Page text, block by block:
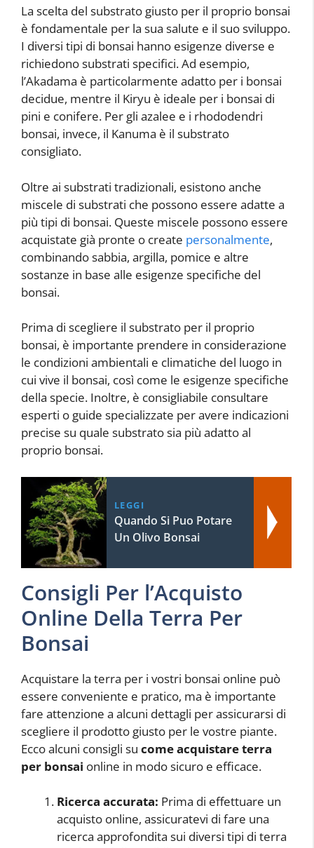
La scelta del substrato giusto per il proprio bonsai
è fondamentale per la sua salute e il suo sviluppo.
I diversi tipi di bonsai hanno esigenze diverse e
richiedono substrati specifici. Ad esempio,
l’Akadama è particolarmente adatto per i bonsai
decidue, mentre il Kiryu è ideale per i bonsai di
pini e conifere. Per gli azalee e i rhododendri
bonsai, invece, il Kanuma è il substrato
consigliato.
Oltre ai substrati tradizionali, esistono anche
miscele di substrati che possono essere adatte a
più tipi di bonsai. Queste miscele possono essere
acquistate già pronte o create personalmente,
combinando sabbia, argilla, pomice e altre
sostanze in base alle esigenze specifiche del
bonsai.
Prima di scegliere il substrato per il proprio
bonsai, è importante prendere in considerazione
le condizioni ambientali e climatiche del luogo in
cui vive il bonsai, così come le esigenze specifiche
della specie. Inoltre, è consigliabile consultare
esperti o guide specializzate per avere indicazioni
precise su quale substrato sia più adatto al
proprio bonsai.
LEGGI
Quando Si Puo Potare
Un Olivo Bonsai
Consigli Per l’Acquisto
Online Della Terra Per
Bonsai
Acquistare la terra per i vostri bonsai online può
essere conveniente e pratico, ma è importante
fare attenzione a alcuni dettagli per assicurarsi di
scegliere il prodotto giusto per le vostre piante.
Ecco alcuni consigli su come acquistare terra
per bonsai online in modo sicuro e efficace.
Ricerca accurata: Prima di effettuare un
acquisto online, assicuratevi di fare una
ricerca approfondita sui diversi tipi di terra